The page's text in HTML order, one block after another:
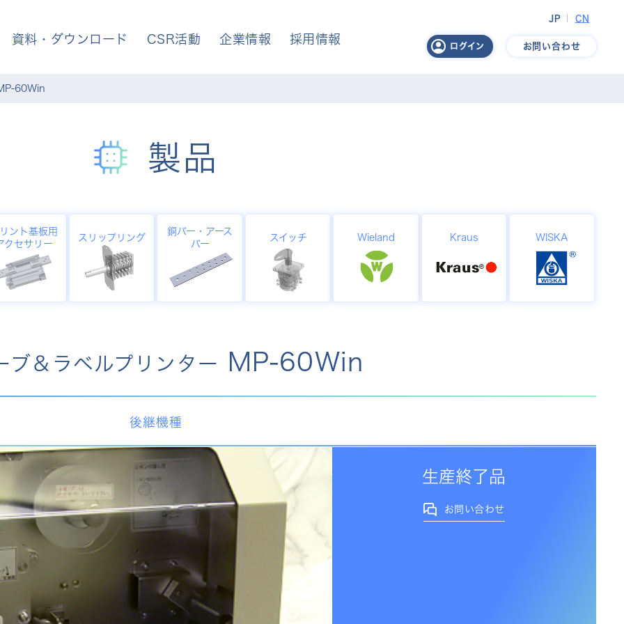
資料・ダウンロード CSR活動 企業情報 採用情報
ログイン
JP CN
お問い合わせ
60Win
製品
ント基板用
クセサリー
スリップリング
銅バー・アース
バー
スイッチ Wieland Kraus WISKA
ブ＆ラベルプリンター MP-60Win
後継機種
生産終了品
お問い合わせ